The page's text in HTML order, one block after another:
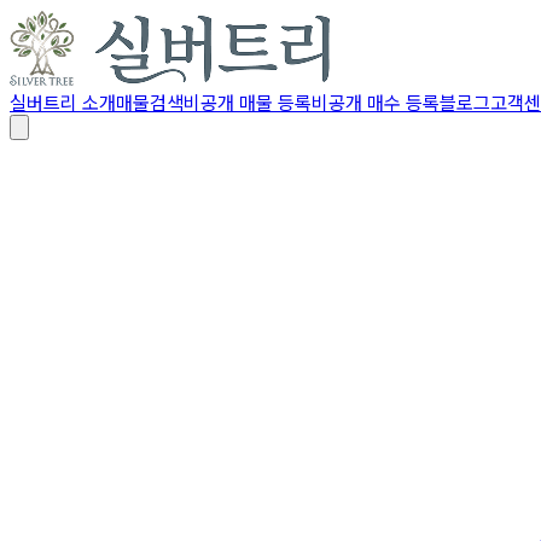
실버트리 소개매물검색비공개 매물 등록비공개 매수 등록블로그고객